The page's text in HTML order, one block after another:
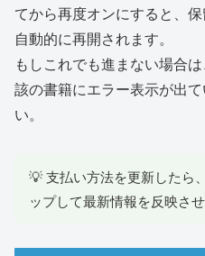
てから再度オンにすると、
自動的に再開されます。
もしこれでも進まない場合
該の書籍にエラー表示が出
い。
💡 支払い方法を更新したら
ップして最新情報を反映させ